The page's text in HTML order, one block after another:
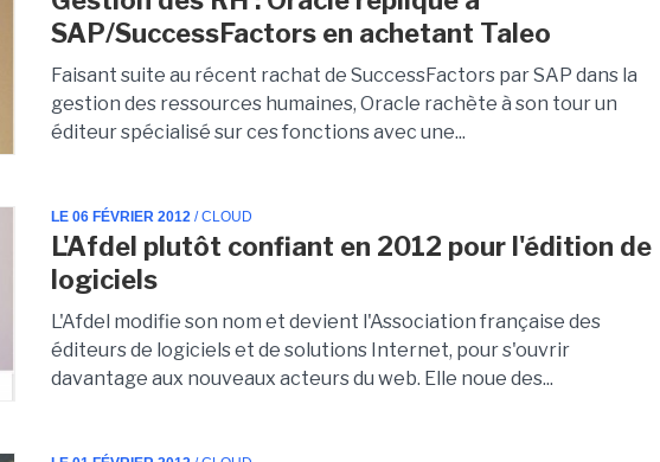
SAP/SuccessFactors en achetant Taleo
Faisant suite au récent rachat de SuccessFactors par SAP dans la
gestion des ressources humaines, Oracle rachète à son tour un
éditeur spécialisé sur ces fonctions avec une...
LE 06 FÉVRIER 2012 / CLOUD
L'Afdel plutôt confiant en 2012 pour l'édition de
logiciels
L'Afdel modifie son nom et devient l'Association française des
éditeurs de logiciels et de solutions Internet, pour s'ouvrir
davantage aux nouveaux acteurs du web. Elle noue des...